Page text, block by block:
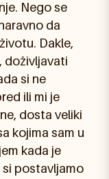
Nego se
da
Dakle,
doživljavati
si ne
ili mi je
dosta veliki
kojima sam u
kada je
si postavljamo